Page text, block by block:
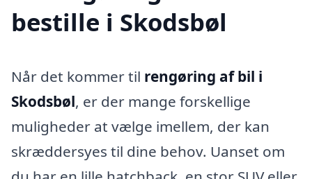
bestille i Skodsbøl
Når det kommer til rengøring af bil i
Skodsbøl, er der mange forskellige
muligheder at vælge imellem, der kan
skræddersyes til dine behov. Uanset om